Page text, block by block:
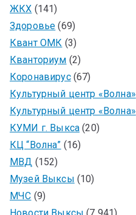
ЖКХ (141)
Здоровье (69)
Квант ОМК (3)
Кванториум (2)
Коронавирус(67)
Культурный центр «Волна»
Культурный центр «Волна»
КУМИ г. Выкса (20)
КЦ “Волна” (16)
МВД (152)
Музей Выксы (10)
МЧС (9)